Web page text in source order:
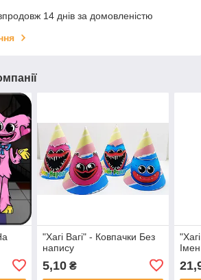
14 днів за домовленістю
"Хагі Вагі" - Ковпачки Без
напису
5,10₴